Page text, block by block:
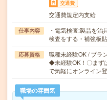
交通費
交通費規定内支給
仕事内容
・電気検査:製品を
検査をする・補強板
応募資格
職種未経験OK / ブラ
◆未経験OK！〇まず
で気軽にオンライン
職場の雰囲気